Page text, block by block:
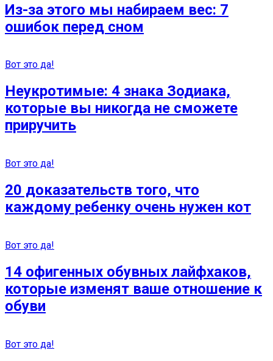
Из-за этого мы набираем вес: 7
ошибок перед сном
Вот это да!
Неукротимые: 4 знака Зодиака,
которые вы никогда не сможете
приручить
Вот это да!
20 доказательств того, что
каждому ребенку очень нужен кот
Вот это да!
14 офигенных обувных лайфхаков,
которые изменят ваше отношение к
обуви
Вот это да!